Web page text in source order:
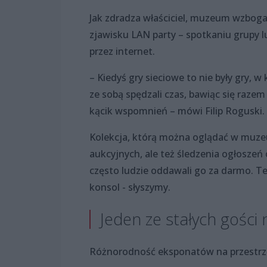
Jak zdradza właściciel, muzeum
zjawisku LAN party – spotkaniu grupy
przez internet.
– Kiedyś gry sieciowe to nie były gry,
ze sobą spędzali czas, bawiąc się
kącik wspomnień – mówi Filip Roguski.
Kolekcja, którą można oglądać w
aukcyjnych, ale też śledzenia
często ludzie oddawali go za darmo.
konsol - słyszymy.
Jeden ze stałych
Różnorodność eksponatów na